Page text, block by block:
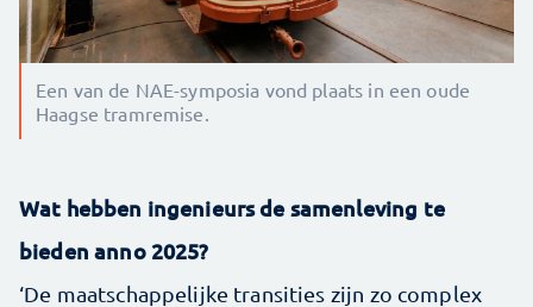
Een van de NAE-symposia vond plaats in een oude
Haagse tramremise.
Wat hebben ingenieurs de samenleving te
bieden anno 2025?
‘De maatschappelijke transities zijn zo complex